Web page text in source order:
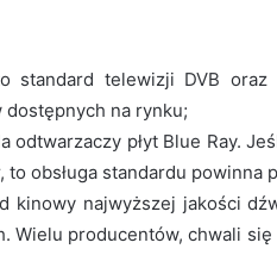
standard telewizji DVB
na rynku;
odtwarzaczy płyt Blue Ray.
obsługa standardu powinna
kinowy najwyższej jakości
Wielu producentów, chwali